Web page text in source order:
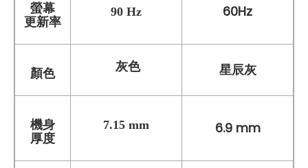
螢幕
更新率
90 Hz 60Hz
顏色 灰色 星辰灰
機身
厚度
7.15 mm 6.9 mm